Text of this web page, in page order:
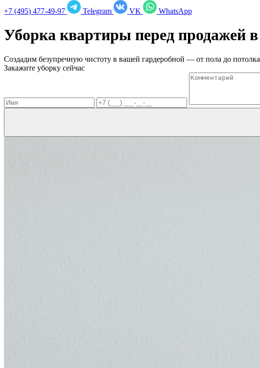
+7 (495) 477-49-97
Telegram VK WhatsApp
Уборка квартиры перед продажей в
Создадим безупречную чистоту в вашей гардеробной — от пола до потолка
Закажите уборку сейчас